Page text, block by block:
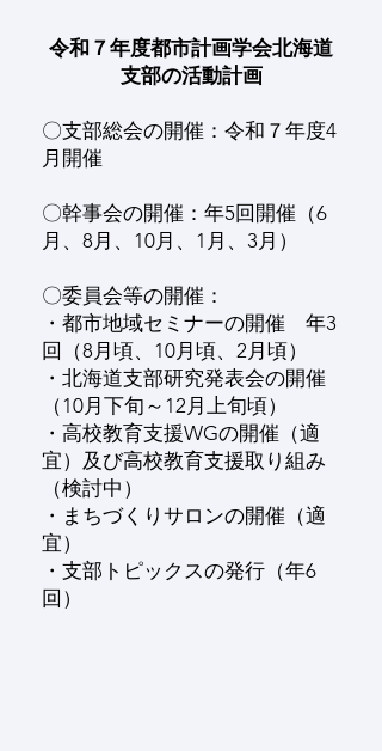
令和７年度都市計画学会北海道
支部の活動計画
〇支部総会の開催：令和７年度4
月開催
〇幹事会の開催：年5回開催（6
月、8月、10月、1月、3月）
〇委員会等の開催：
・都市地域セミナーの開催 年3
回（8月頃、10月頃、2月頃）
・北海道支部研究発表会の開催
（10月下旬～12月上旬頃）
・高校教育支援WGの開催（適
宜）及び高校教育支援取り組み
（検討中）
・まちづくりサロンの開催（適
宜）
・支部トピックスの発行（年6
回）